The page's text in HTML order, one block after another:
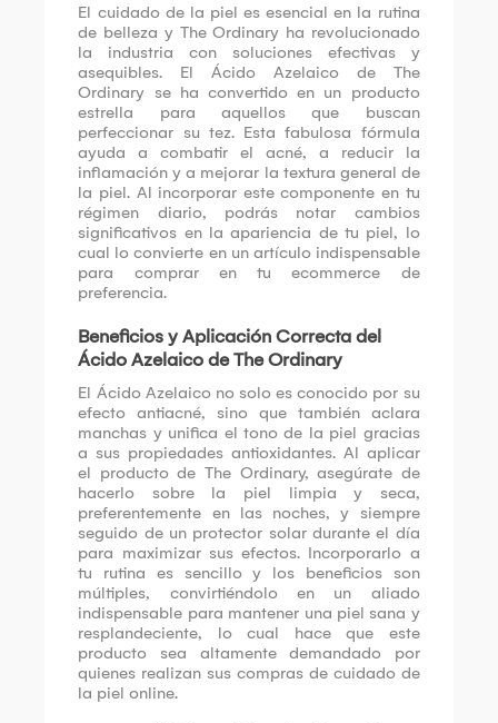
El cuidado de la piel es esencial en la rutina
de belleza y The Ordinary ha revolucionado
la industria con soluciones efectivas y
asequibles. El Ácido Azelaico de The
Ordinary se ha convertido en un producto
estrella para aquellos que buscan
perfeccionar su tez. Esta fabulosa fórmula
ayuda a combatir el acné, a reducir la
inflamación y a mejorar la textura general de
la piel. Al incorporar este componente en tu
régimen diario, podrás notar cambios
significativos en la apariencia de tu piel, lo
cual lo convierte en un artículo indispensable
para comprar en tu ecommerce de
preferencia.
Beneficios y Aplicación Correcta del
Ácido Azelaico de The Ordinary
El Ácido Azelaico no solo es conocido por su
efecto antiacné, sino que también aclara
manchas y unifica el tono de la piel gracias
a sus propiedades antioxidantes. Al aplicar
el producto de The Ordinary, asegúrate de
hacerlo sobre la piel limpia y seca,
preferentemente en las noches, y siempre
seguido de un protector solar durante el día
para maximizar sus efectos. Incorporarlo a
tu rutina es sencillo y los beneficios son
múltiples, convirtiéndolo en un aliado
indispensable para mantener una piel sana y
resplandeciente, lo cual hace que este
producto sea altamente demandado por
quienes realizan sus compras de cuidado de
la piel online.